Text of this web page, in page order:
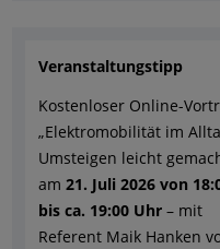
Veranstaltungstipp
Kostenloser Online-
„Elektromobilität im
Umsteigen leicht
am21. Juli 2026 von
bis ca. 19:00 Uhr – mit
Referent Maik Hanken